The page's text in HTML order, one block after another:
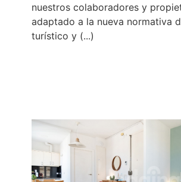
nuestros colaboradores y
adaptado a la nueva normativa
turístico y (...)